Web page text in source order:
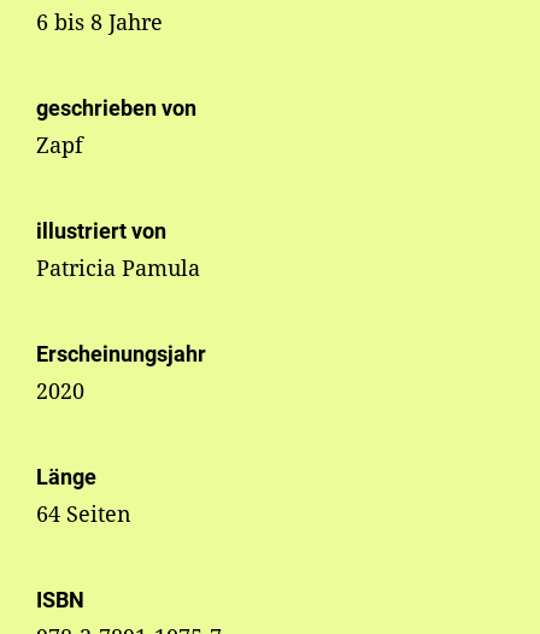
6 bis 8 Jahre
geschrieben von
Zapf
illustriert von
Patricia Pamula
Erscheinungsjahr
2020
Länge
64 Seiten
ISBN